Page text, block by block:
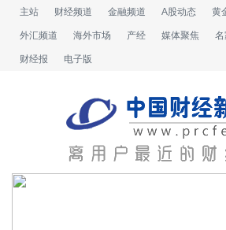
主站 财经频道 金融频道 A股动态 黄
外汇频道 海外市场 产经 媒体聚焦 名
财经报 电子版